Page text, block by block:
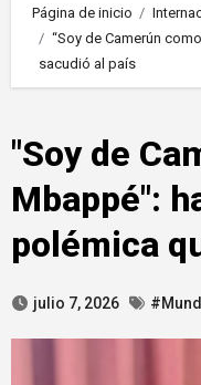
Página de inicio
“Soy de Camerún
sacudió al país
"Soy de
Mbappé":
polémica
julio 7, 2026